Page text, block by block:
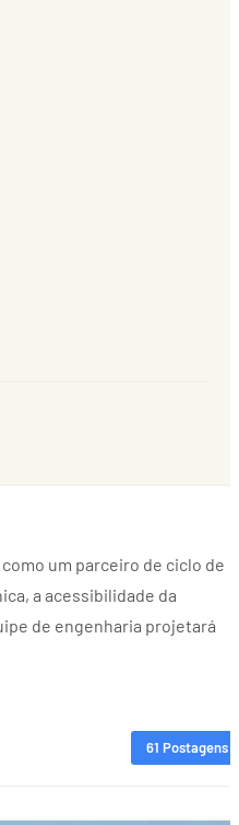
um parceiro de ciclo de
a acessibilidade da
de engenharia projetará
61 Postagens